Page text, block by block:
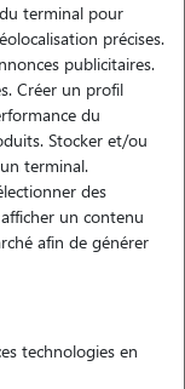
dans le domaine de
prendre soin d'eux.
avoir mon propre
je souhaite
gardes et des
de la maison.
terminal pour
précises.
publicitaires.
Créer un profil
du
Stocker et/ou
terminal.
des
un contenu
afin de générer
technologies en